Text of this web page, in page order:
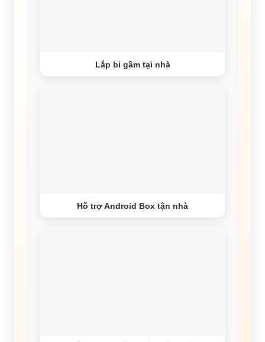
Lắp bi gầm tại nhà
Hỗ trợ Android Box tận nhà